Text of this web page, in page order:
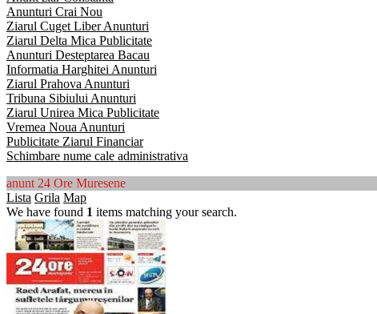
Anunturi Crai Nou
Ziarul Cuget Liber Anunturi
Ziarul Delta Mica Publicitate
Anunturi Desteptarea Bacau
Informatia Harghitei Anunturi
Ziarul Prahova Anunturi
Tribuna Sibiului Anunturi
Ziarul Unirea Mica Publicitate
Vremea Noua Anunturi
Publicitate Ziarul Financiar
Schimbare nume cale administrativa
anunt 24 Ore Muresene
Lista Grila Map
We have found 1 items matching your search.